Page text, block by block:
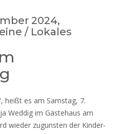
2024,
/ Lokales
heißt es am Samstag, 7.
Weddig im Gästehaus am
wieder zugunsten der Kinder-